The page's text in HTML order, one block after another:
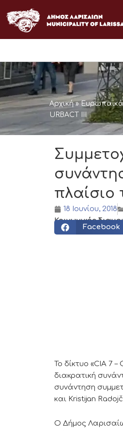
στο
περιεχόμενο
Αρχική»
URBACT III
πλαίσιο
18 Ιουνίου, 2018
Κοινωνικός
Facebook
Το δίκτυο «CIA 7
διακρατική
συνάντηση
και Kristijan
Ο Δήμος